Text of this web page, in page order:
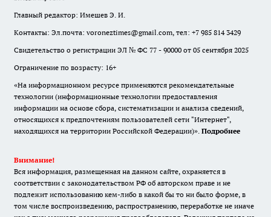
Главный редактор: Имешев Э. И.
Контакты: Эл.почта: voroneztimes@gmail.com, тел: +7 985 814 3429
Свидетельство о регистрации ЭЛ № ФС 77 - 90000 от 05 сентября 2025
Ограничение по возрасту: 16+
«На информационном ресурсе применяются рекомендательные
технологии (информационные технологии предоставления
информации на основе сбора, систематизации и анализа сведений,
относящихся к предпочтениям пользователей сети "Интернет",
находящихся на территории Российской Федерации)». Подробнее
Внимание!
Вся информация, размещенная на данном сайте, охраняется в
соответствии с законодательством РФ об авторском праве и не
подлежит использованию кем-либо в какой бы то ни было форме, в
том числе воспроизведению, распространению, переработке не иначе